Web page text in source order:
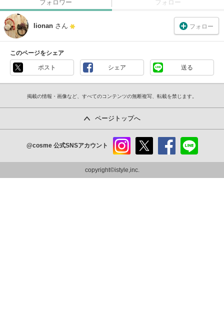
フォロワー フォロー
lionan さん フォロー
このページをシェア
ポスト シェア 送る
掲載の情報・画像など、すべてのコンテンツの無断複写、転載を禁じます。
ページトップへ
@cosme 公式SNSアカウント
ram
copyright©istyle,inc.